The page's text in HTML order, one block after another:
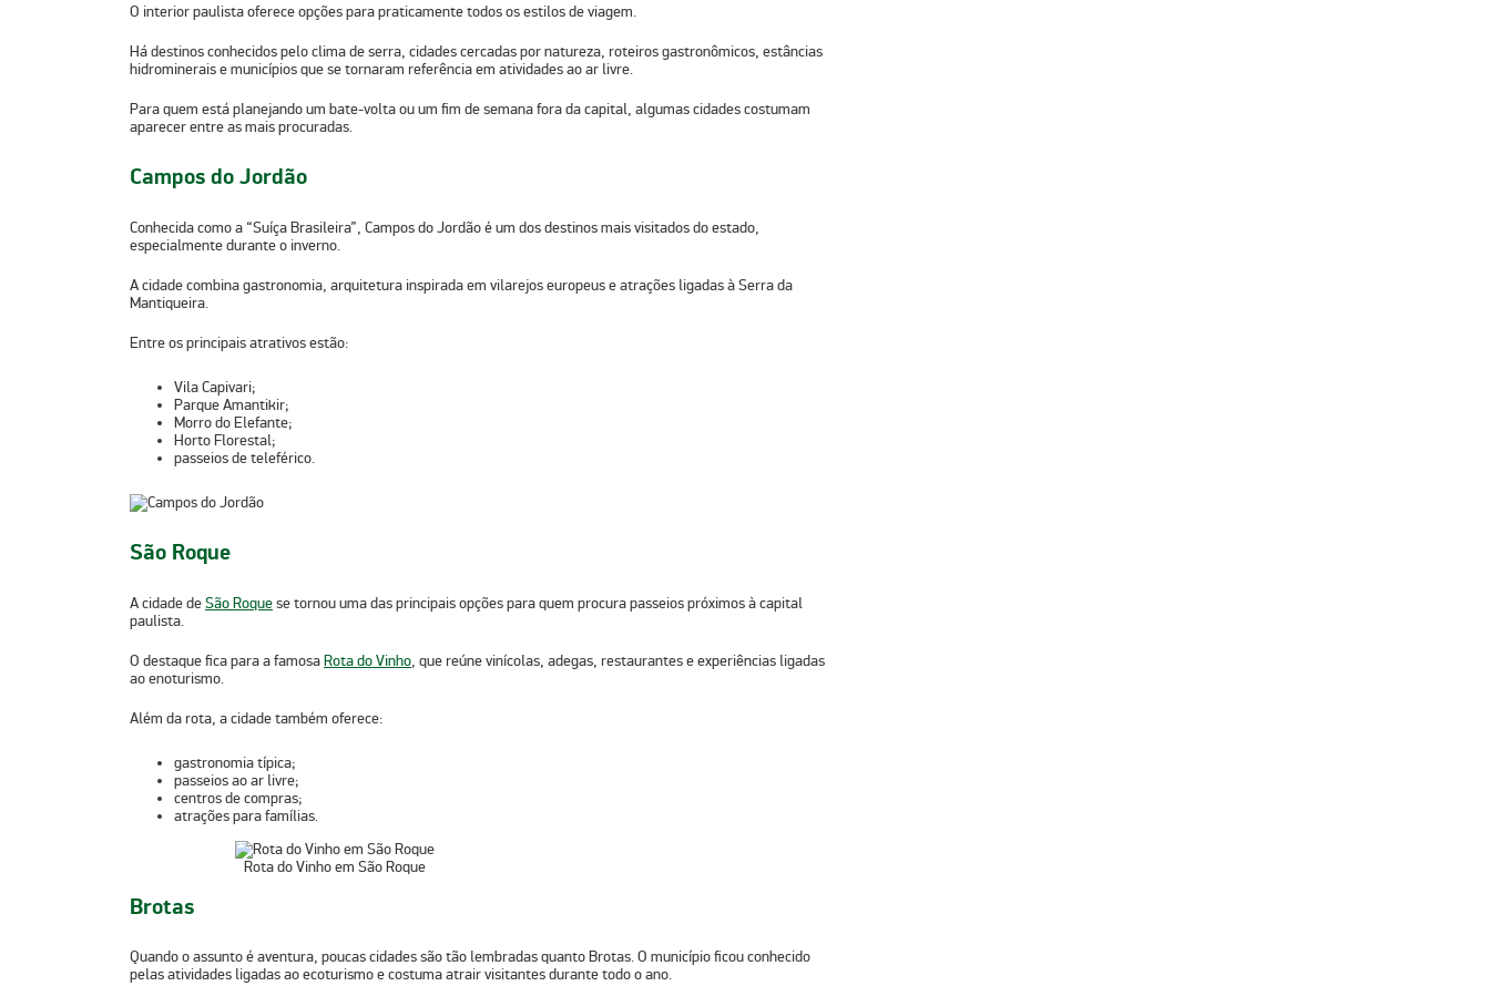
O interior paulista oferece opções para praticamente todos os estilos de viagem.
Há destinos conhecidos peloclima de serra, cidades cercadas por natureza, roteiros gastronômicos, estâncias
hidromineraise municípios que se tornaram referência em atividades ao ar livre.
Para quem está planejando um bate-volta ou um fim de semana fora da capital, algumas cidades costumam
aparecer entre as mais procuradas.
Campos do Jordão
Conhecida como a “Suíça Brasileira”, Campos do Jordão é um dos destinos mais visitados do estado,
especialmente durante o inverno.
A cidade combina gastronomia, arquitetura inspirada em vilarejos europeus e atrações ligadas à Serra da
Mantiqueira.
Entre os principais atrativos estão:
Vila Capivari;
Parque Amantikir;
Morro do Elefante;
Horto Florestal;
passeios de teleférico.
São Roque
A cidade deSão Roquese tornou uma das principais opções para quem procura passeios próximos à capital
paulista.
O destaque fica para a famosaRota do Vinho, que reúne vinícolas, adegas, restaurantes e experiências ligadas
ao enoturismo.
Além da rota, a cidade também oferece:
gastronomia típica;
passeios ao ar livre;
centros de compras;
atrações para famílias.
Rota do Vinho em São Roque
Brotas
Quando o assunto éaventura, poucas cidades são tão lembradas quanto Brotas. O município ficou conhecido
pelas atividades ligadas ao ecoturismo e costuma atrair visitantes durante todo o ano.